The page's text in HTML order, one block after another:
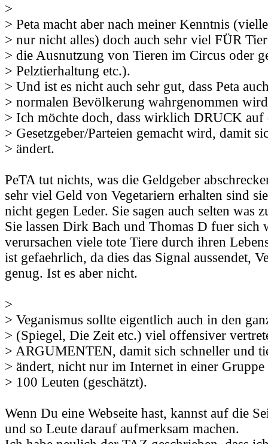
>
> Peta macht aber nach meiner Kenntnis
> nur nicht alles) doch auch sehr viel FÜR
> die Ausnutzung von Tieren im Circus oder
> Pelztierhaltung etc.).
> Und ist es nicht auch sehr gut, dass Peta
> normalen Bevölkerung wahrgenommen
> Ich möchte doch, dass wirklich DRUCK auf
> Gesetzgeber/Parteien gemacht wird, damit
> ändert.
PeTA tut nichts, was die Geldgeber
sehr viel Geld von Vegetariern erhalten sind
nicht gegen Leder. Sie sagen auch selten was
Sie lassen Dirk Bach und Thomas D fuer sich
verursachen viele tote Tiere durch ihren
ist gefaehrlich, da dies das Signal aussendet,
genug. Ist es aber nicht.
>
> Veganismus sollte eigentlich auch in den
> (Spiegel, Die Zeit etc.) viel offensiver
> ARGUMENTEN, damit sich schneller und
> ändert, nicht nur im Internet in einer
> 100 Leuten (geschätzt).
Wenn Du eine Webseite hast, kannst auf die
und so Leute darauf aufmerksam machen.